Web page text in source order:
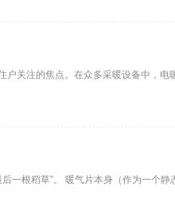
关注的焦点。在众多采暖设备中，电
一根稻草”。 暖气片本身（作为一个静